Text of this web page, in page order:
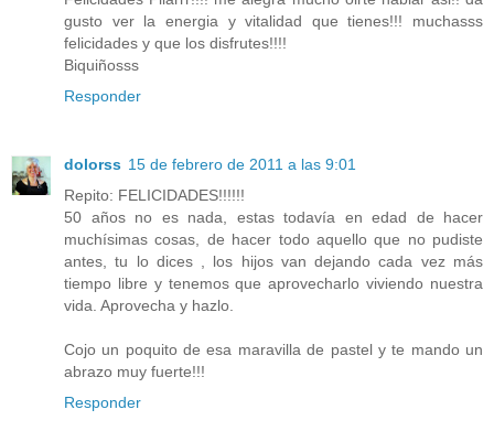
gusto ver la energia y vitalidad que tienes!!! muchasss
felicidades y que los disfrutes!!!!
Biquiñosss
Responder
dolorss 15 de febrero de 2011 a las 9:01
Repito: FELICIDADES!!!!!!
50 años no es nada, estas todavía en edad de hacer
muchísimas cosas, de hacer todo aquello que no pudiste
antes, tu lo dices , los hijos van dejando cada vez más
tiempo libre y tenemos que aprovecharlo viviendo nuestra
vida. Aprovecha y hazlo.
Cojo un poquito de esa maravilla de pastel y te mando un
abrazo muy fuerte!!!
Responder